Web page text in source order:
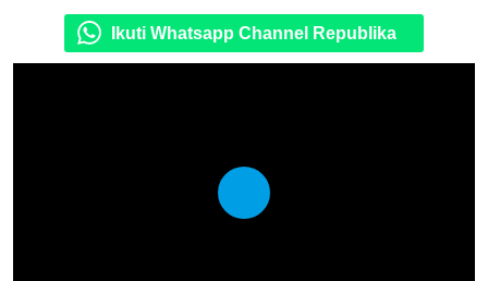
Ikuti Whatsapp Channel Republika
Play